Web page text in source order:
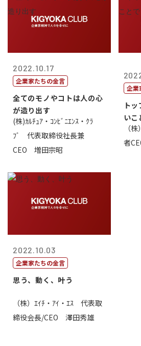
2022.10.17
企業家たちの金言
全てのモノやコトは人の心
が造り出す
(株)ｶﾙﾁｭｱ・ｺﾝﾋﾞﾆｴﾝｽ・ｸﾗ
ﾌﾞ 代表取締役社長兼
CEO 増田宗昭
企業
ト
い
（
者
2022.10.03
企業家たちの金言
思う、動く、叶う
（株）ｴｲﾁ・ｱｲ・ｴｽ 代表取
締役会長/CEO 澤田秀雄